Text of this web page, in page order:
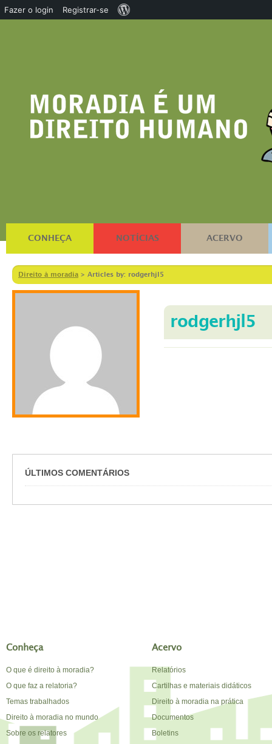
CONHEÇA NOTÍCIAS ACERVO
Direito à moradia > Articles by: rodgerhjl5
rodgerhjl5
ÚLTIMOS COMENTÁRIOS
Conheça
O que é direito à moradia?
O que faz a relatoria?
Temas trabalhados
Direito à moradia no mundo
Sobre os relatores
Acervo
Relatórios
Cartilhas e materiais didáticos
Direito à moradia na prática
Documentos
Boletins
Fazer o login Registrar-se